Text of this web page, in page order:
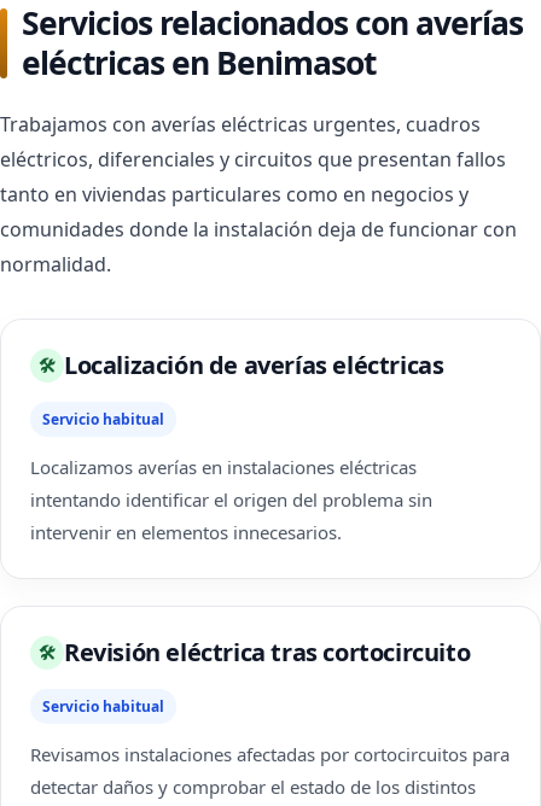
Servicios relacionados con averías
eléctricas en Benimasot
Trabajamos con averías eléctricas urgentes, cuadros
eléctricos, diferenciales y circuitos que presentan fallos
tanto en viviendas particulares como en negocios y
comunidades donde la instalación deja de funcionar con
normalidad.
🛠 Localización de averías eléctricas
Servicio habitual
Localizamos averías en instalaciones eléctricas
intentando identificar el origen del problema sin
intervenir en elementos innecesarios.
🛠 Revisión eléctrica tras cortocircuito
Servicio habitual
Revisamos instalaciones afectadas por cortocircuitos para
detectar daños y comprobar el estado de los distintos